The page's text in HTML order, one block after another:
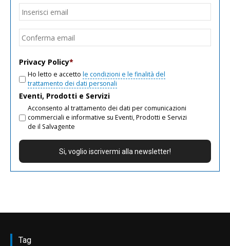
Email
Privacy Policy*
Ho letto e accetto le condizioni e le finalità del
trattamento dei dati personali
Eventi, Prodotti e Servizi
Acconsento al trattamento dei dati per comunicazioni
commerciali e informative su Eventi, Prodotti e Servizi
de il Salvagente
Tag